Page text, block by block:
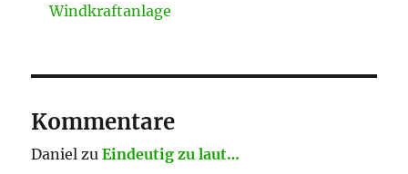
Windkraftanlage
Kommentare
Daniel zuEindeutig zu laut…